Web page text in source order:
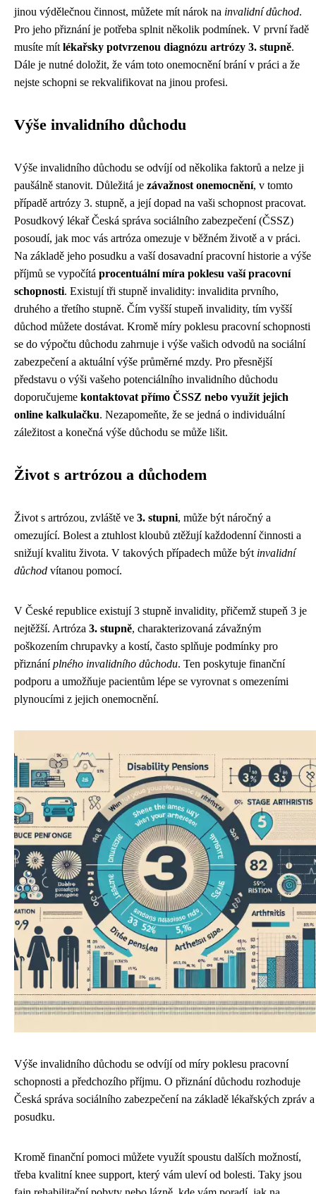
jinou výdělečnou činnost, můžete mít nárok na invalidní důchod.
Pro jeho přiznání je potřeba splnit několik podmínek. V první řadě
musíte mít lékařsky potvrzenou diagnózu artrózy 3. stupně.
Dále je nutné doložit, že vám toto onemocnění brání v práci a že
nejste schopni se rekvalifikovat na jinou profesi.
Výše invalidního důchodu
Výše invalidního důchodu se odvíjí od několika faktorů a nelze ji
paušálně stanovit. Důležitá je závažnost onemocnění, v tomto
případě artrózy 3. stupně, a její dopad na vaši schopnost pracovat.
Posudkový lékař Česká správa sociálního zabezpečení (ČSSZ)
posoudí, jak moc vás artróza omezuje v běžném životě a v práci.
Na základě jeho posudku a vaší dosavadní pracovní historie a výše
příjmů se vypočítá procentuální míra poklesu vaší pracovní
schopnosti. Existují tři stupně invalidity: invalidita prvního,
druhého a třetího stupně. Čím vyšší stupeň invalidity, tím vyšší
důchod můžete dostávat. Kromě míry poklesu pracovní schopnosti
se do výpočtu důchodu zahrnuje i výše vašich odvodů na sociální
zabezpečení a aktuální výše průměrné mzdy. Pro přesnější
představu o výši vašeho potenciálního invalidního důchodu
doporučujeme kontaktovat přímo ČSSZ nebo využít jejich
online kalkulačku. Nezapomeňte, že se jedná o individuální
záležitost a konečná výše důchodu se může lišit.
Život s artrózou a důchodem
Život s artrózou, zvláště ve 3. stupni, může být náročný a
omezující. Bolest a ztuhlost kloubů ztěžují každodenní činnosti a
snižují kvalitu života. V takových případech může být invalidní
důchod vítanou pomocí.
V České republice existují 3 stupně invalidity, přičemž stupeň 3 je
nejtěžší. Artróza 3. stupně, charakterizovaná závažným
poškozením chrupavky a kostí, často splňuje podmínky pro
přiznáníplného invalidního důchodu. Ten poskytuje finanční
podporu a umožňuje pacientům lépe se vyrovnat s omezeními
plynoucími z jejich onemocnění.
Výše invalidního důchodu se odvíjí od míry poklesu pracovní
schopnosti a předchozího příjmu. O přiznání důchodu rozhoduje
Česká správa sociálního zabezpečení na základě lékařských zpráv a
posudku.
Kromě finanční pomoci můžete využít spoustu dalších možností,
třeba kvalitní knee support, který vám uleví od bolesti. Taky jsou